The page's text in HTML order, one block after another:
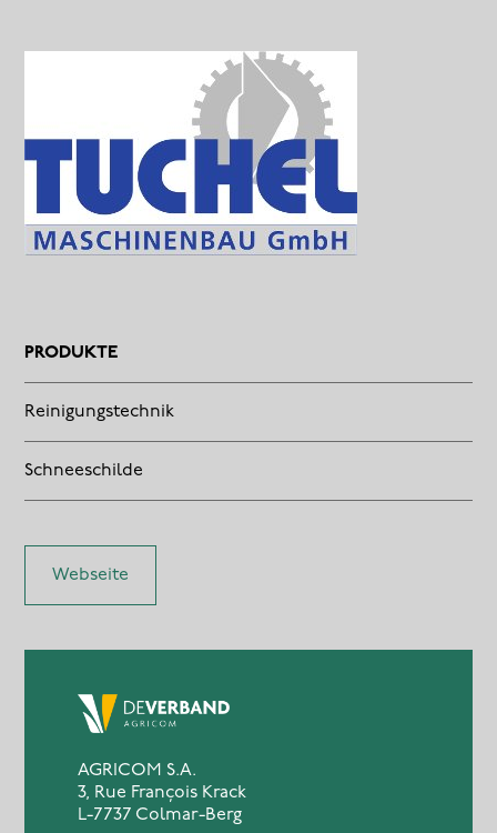
PRODUKTE
Reinigungstechnik
Schneeschilde
Webseite
AGRICOM S.A.
3, Rue François Krack
L-7737 Colmar-Berg